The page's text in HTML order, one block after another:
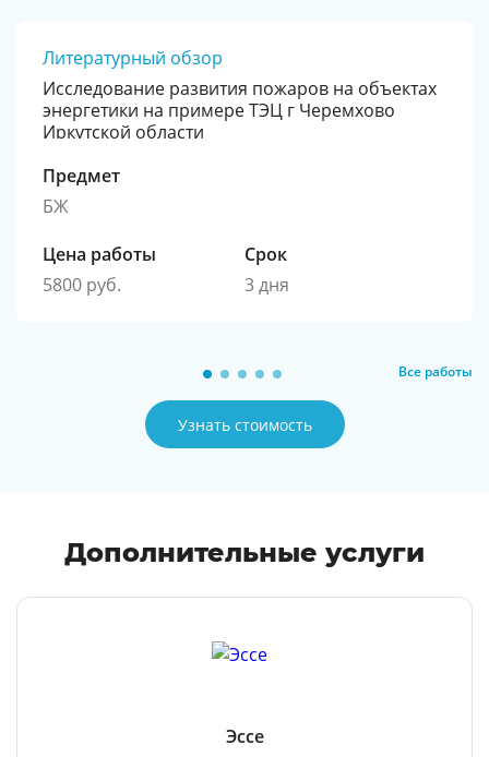
Литературный обзор
Исследование развития пожаров на объектах
энергетики на примере ТЭЦ г Черемхово
Иркутской области
Предмет
БЖ
Цена работы
5800 руб.
Срок
3 дня
Все работы
Узнать стоимость
Дополнительные услуги
Эссе